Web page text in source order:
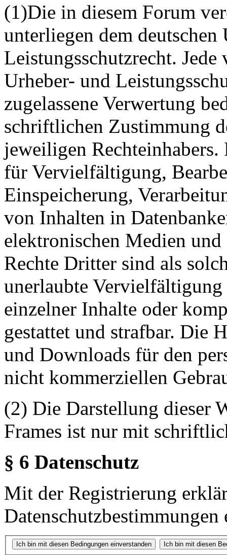
(1)Die in diesem Forum
unterliegen dem deutschen
Leistungsschutzrecht. Jede
Urheber- und
zugelassene Verwertung
schriftlichen Zustimmung
jeweiligen
für Vervielfältigung,
Einspeicherung,
von Inhalten in
elektronischen Medien
Rechte Dritter sind als
unerlaubte Vervielfältigung
einzelner Inhalte oder
gestattet und strafbar. Die
und Downloads für den
nicht kommerziellen
(2) Die Darstellung dieser
Frames ist nur mit
§ 6 Datenschutz
Mit der Registrierung
Datenschutzbestimmungen